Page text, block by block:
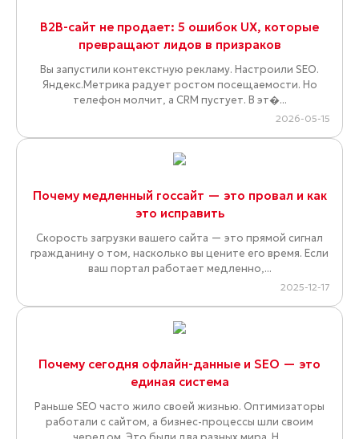
B2B-сайт не продает: 5 ошибок UX, которые
превращают лидов в призраков
Вы запустили контекстную рекламу. Настроили SEO.
Яндекс.Метрика радует ростом посещаемости. Но
телефон молчит, а CRM пустует. В эт�...
2026-05-15
Почему медленный госсайт — это провал и как
это исправить
Скорость загрузки вашего сайта — это прямой сигнал
гражданину о том, насколько вы цените его время. Если
ваш портал работает медленно,...
2025-12-17
Почему сегодня офлайн-данные и SEO — это
единая система
Раньше SEO часто жило своей жизнью. Оптимизаторы
работали с сайтом, а бизнес-процессы шли своим